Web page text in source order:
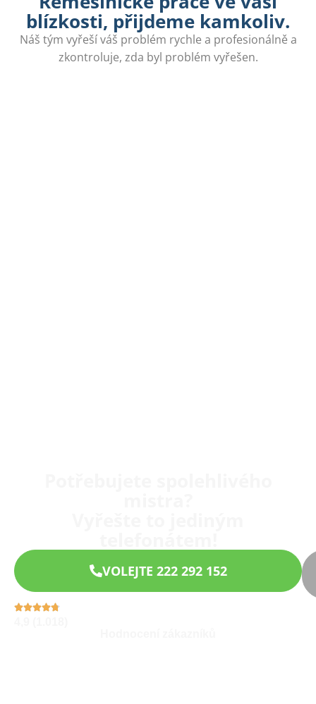
blízkosti, přijdeme kamkoliv.
Náš tým vyřeší váš problém rychle a profesionálně a
zkontroluje, zda byl problém vyřešen.
VOLEJTE 222 292 152